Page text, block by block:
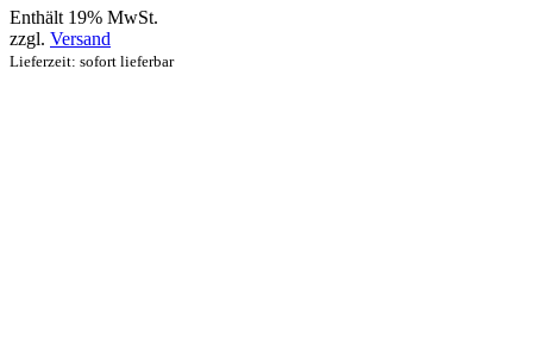
Enthält 19% MwSt.
zzgl. Versand
Lieferzeit: sofort lieferbar